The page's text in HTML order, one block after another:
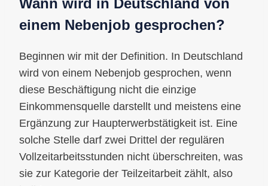
einem Nebenjob gesprochen?
Beginnen wir mit der Definition. In Deutschland
wird von einem Nebenjob gesprochen, wenn
diese Beschäftigung nicht die einzige
Einkommensquelle darstellt und meistens eine
Ergänzung zur Haupterwerbstätigkeit ist. Eine
solche Stelle darf zwei Drittel der regulären
Vollzeitarbeitsstunden nicht überschreiten, was
sie zur Kategorie der Teilzeitarbeit zählt, also